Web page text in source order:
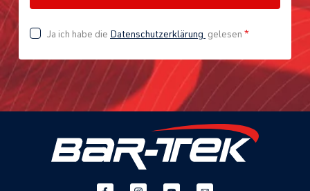
Ja ich habe die Datenschutzerklärung gelesen *